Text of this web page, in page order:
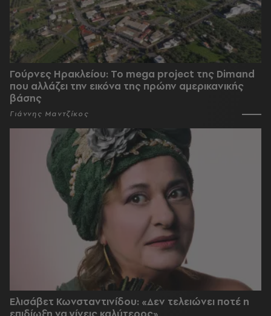
Γούρνες Ηρακλείου: To mega project της Dimand
που αλλάζει την εικόνα της πρώην αμερικανικής
βάσης
Γιάννης Μαντζίκος
Ελισάβετ Κωνσταντινίδου: «Δεν τελειώνει ποτέ η